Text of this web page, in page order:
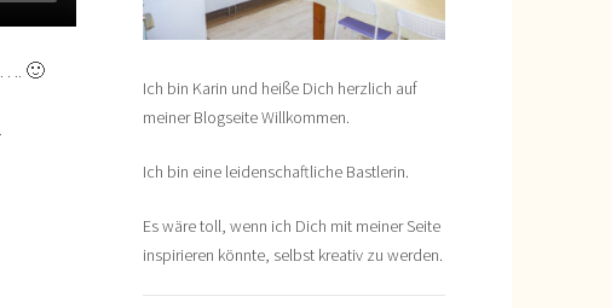
…. 🙂
Ich bin Karin und heiße Dich herzlich auf
meiner Blogseite Willkommen.
Ich bin eine leidenschaftliche Bastlerin.
Es wäre toll, wenn ich Dich mit meiner Seite
inspirieren könnte, selbst kreativ zu werden.